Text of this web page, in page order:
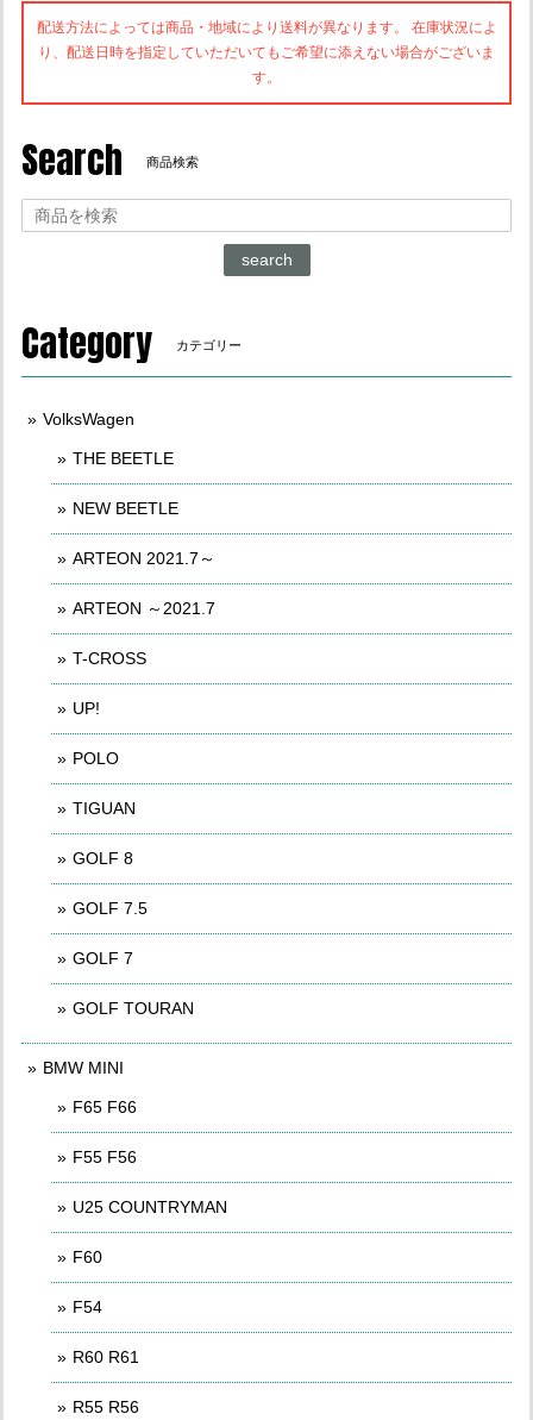
配送方法によっては商品・地域により送料が異なります。 在庫状況によ
り、配送日時を指定していただいてもご希望に添えない場合がございま
す。
Search 商品検索
search
Category カテゴリー
VolksWagen
THE BEETLE
NEW BEETLE
ARTEON 2021.7～
ARTEON ～2021.7
T-CROSS
UP!
POLO
TIGUAN
GOLF 8
GOLF 7.5
GOLF 7
GOLF TOURAN
BMW MINI
F65 F66
F55 F56
U25 COUNTRYMAN
F60
F54
R60 R61
R55 R56